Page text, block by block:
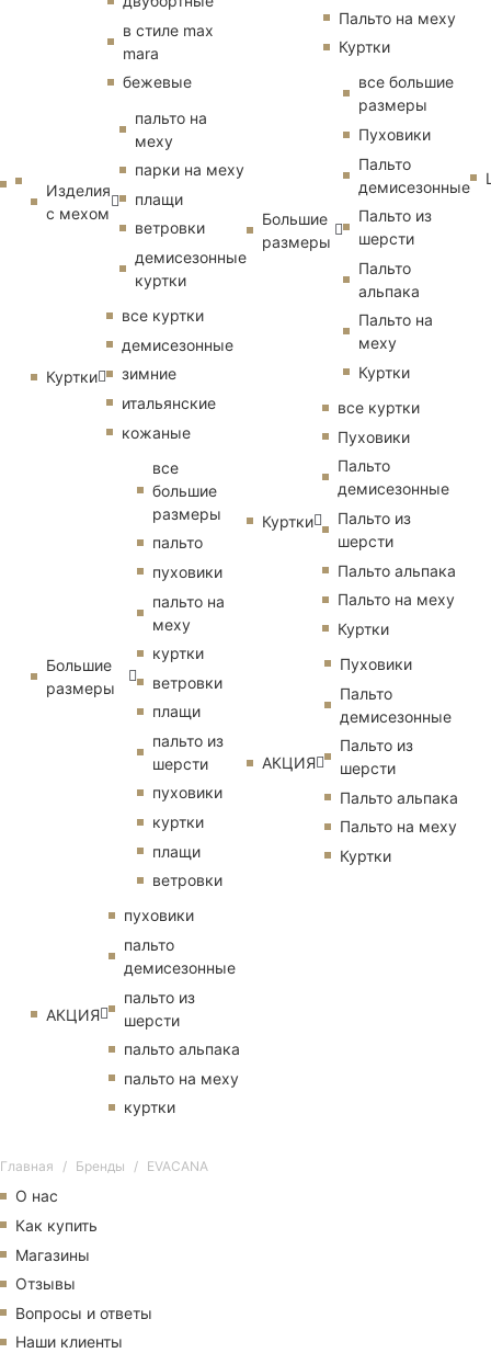
в стиле max
mara
бежевые
Изделия
с мехом
пальто на
меху
парки на меху
плащи
ветровки
демисезонные
куртки
Куртки
все куртки
демисезонные
зимние
итальянские
кожаные
Большие
размеры
все
большие
размеры
пальто
пуховики
пальто на
меху
куртки
ветровки
плащи
пальто из
шерсти
пуховики
куртки
плащи
ветровки
АКЦИЯ
пуховики
пальто
демисезонные
пальто из
шерсти
пальто альпака
пальто на меху
куртки
Пальто на меху
Куртки
Большие
размеры
все большие
размеры
Пуховики
Пальто
демисезонные
Пальто из
шерсти
Пальто
альпака
Пальто на
меху
Куртки
Куртки
все куртки
Пуховики
Пальто
демисезонные
Пальто из
шерсти
Пальто альпака
Пальто на меху
Куртки
АКЦИЯ
Пуховики
Пальто
демисезонные
Пальто из
шерсти
Пальто альпака
Пальто на меху
Куртки
Главная Бренды EVACANA
О нас
Как купить
Магазины
Отзывы
Вопросы и ответы
Наши клиенты